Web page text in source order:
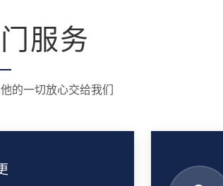
服务
的一切放心交给我们